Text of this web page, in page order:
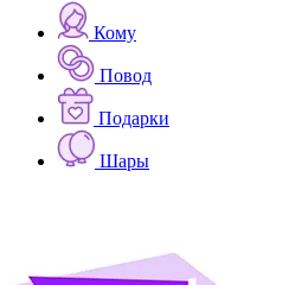
Кому
Повод
Подарки
Шары